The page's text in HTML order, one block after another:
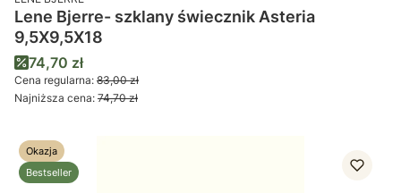
Lene Bjerre- szklany świecznik Asteria
9,5X9,5X18
Cena promocyjna
74,70 zł
Cena regularna: 83,00 zł
Najniższa cena: 74,70 zł
Okazja
Bestseller